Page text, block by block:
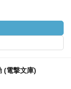
(電撃文庫)